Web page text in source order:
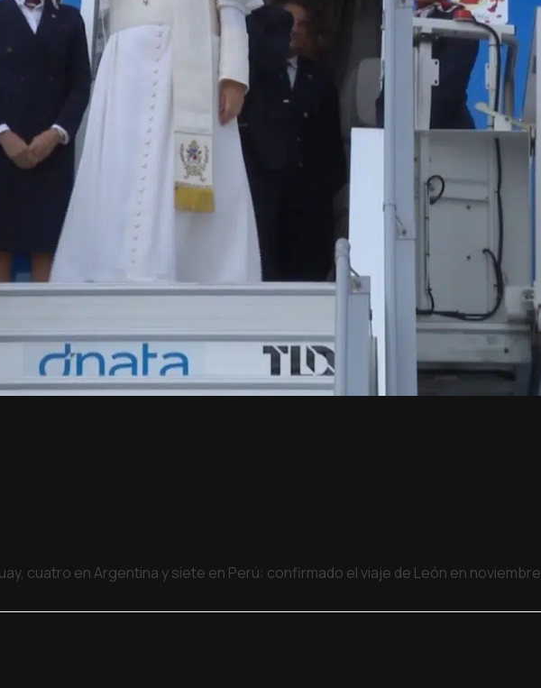
cuatro en Argentina y siete en Perú: confirmado el viaje de León en noviembre